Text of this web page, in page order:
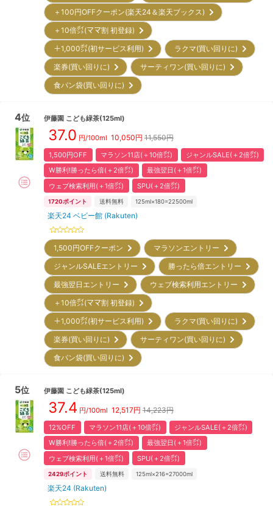
＋100円OFFクーポン(楽天24＆楽天ブックス)
＋10倍㌽(ママ割 初登録)
＋1,000㌽(初サービス利用)
ラクマ(買い回りに)
楽券(買い回りに)
サーティワン(買い回りに)
食パン袋(買い回りに)
4位 伊藤園 こども緑茶(125ml)
37.0 円/100ml 10,050円 11,550円
1,500円OFF マラソン11店(＋10倍㌽)
ジャンルSALE(＋2倍㌽)
W勝利!勝ったら倍(＋2倍㌽)
最強翌日(＋1倍㌽)
ウェブ検索利用(＋1倍㌽)
SPU(＋2倍㌽)
1720ポイント 送料無料 125ml×180=22500ml
楽天24 ベビー館 (Rakuten)
1,500円OFFクーポン
マラソンエントリー
ジャンルSALEエントリー
勝ったら倍エントリー
最強翌日エントリー
ウェブ検索利用エントリー
＋10倍㌽(ママ割 初登録)
＋1,000㌽(初サービス利用)
ラクマ(買い回りに)
楽券(買い回りに)
サーティワン(買い回りに)
食パン袋(買い回りに)
5位 伊藤園 こども緑茶(125ml)
37.4 円/100ml 12,517円 14,223円
12%OFF マラソン11店(＋10倍㌽)
ジャンルSALE(＋2倍㌽)
W勝利!勝ったら倍(＋2倍㌽)
最強翌日(＋1倍㌽)
ウェブ検索利用(＋1倍㌽)
SPU(＋2倍㌽)
2429ポイント 送料無料 125ml×216=27000ml
楽天24 (Rakuten)